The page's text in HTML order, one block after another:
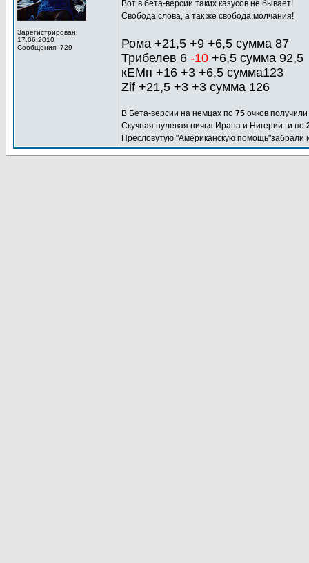
Зарегистрирован:
17.06.2010
Сообщения: 729
Вот в бета-версии таких казусов не бывает!
Свобода слова, а так же свобода молчания!
Рома +21,5 +9 +6,5 сумма 87
Трибелев 6 -10 +6,5 сумма 92,5
кЕМп +16 +3 +6,5 сумма123
Zif +21,5 +3 +3 сумма 126
В Бета-версии на немцах по 75 очков получили
Скучная нулевая ничья Ирана и Нигерии- и по
Пресловутую "Американскую помощь"забрали